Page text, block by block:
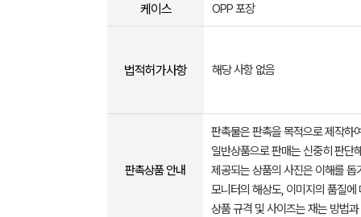
케이스 OPP 포장
법적허가사항 해당 사항 없음
판촉상품 안내
판촉물은 판촉을 목적으로 제작하
일반상품으로 판매는 신중히 판단
제공되는 상품의 사진은 이해를
모니터의 해상도, 이미지의 품질
상품 규격 및 사이즈는 재는 방법